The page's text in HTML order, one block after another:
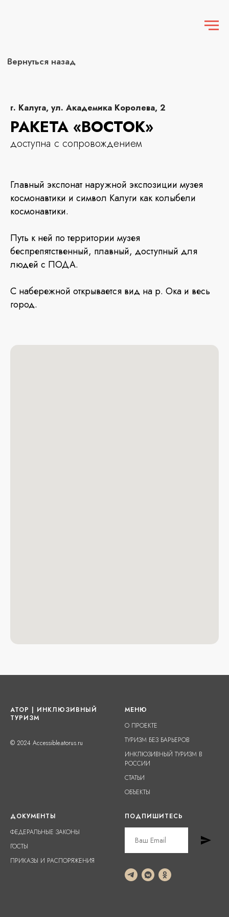
г. Калуга, ул. Академика Королева, 2
РАКЕТА «ВОСТОК»
доступна с сопровождением
Главный экспонат наружной экспозиции музея
космонавтики и символ Калуги как колыбели
космонавтики.
Путь к ней по территории музея
беспрепятственный, плавный, доступный для
людей с ПОДА.
С набережной открывается вид на р. Ока и весь
город.
АТОР | ИНКЛЮЗИВНЫЙ
ТУРИЗМ
© 2024 Accessible.atorus.ru
МЕНЮ
О ПРОЕКТЕ
ТУРИЗМ БЕЗ БАРЬЕРОВ
ИНКЛЮЗИВНЫЙ ТУРИЗМ В
РОССИИ
СТАТЬИ
ОБЪЕКТЫ
ДОКУМЕНТЫ
ФЕДЕРАЛЬНЫЕ ЗАКОНЫ
ГОСТЫ
ПРИКАЗЫ И РАСПОРЯЖЕНИЯ
ПОДПИШИТЕСЬ